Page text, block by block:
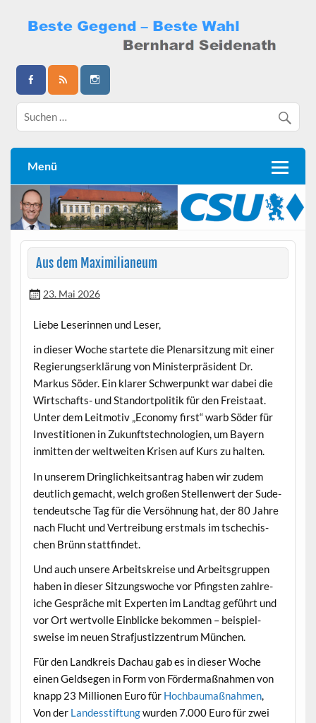
content
Bernhard Seidenath
Menü
Aus dem Maximilianeum
23. Mai 2026
‌Liebe Leserin­nen und Leser,
in dieser Woche startete die Ple­nar­sitzung mit ein­er
Regierungserk­lärung von Min­is­ter­präsi­dent Dr.
Markus Söder. Ein klar­er Schw­er­punkt war dabei die
Wirtschafts- und Stan­dort­poli­tik für den Freis­taat.
Unter dem Leit­mo­tiv „Econ­o­my first“ warb Söder für
Investi­tio­nen in Zukun­ft­stech­nolo­gien, um Bay­ern
inmit­ten der weltweit­en Krisen auf Kurs zu halten.
In unserem Dringlichkeit­santrag haben wir zudem
deut­lich gemacht, welch großen Stel­len­wert der Sude­
tendeutsche Tag für die Ver­söh­nung hat, der 80 Jahre
nach Flucht und Vertrei­bung erst­mals im tschechis­
chen Brünn stattfindet.
Und auch unsere Arbeit­skreise und Arbeits­grup­pen
haben in dieser Sitzungswoche vor Pfin­g­sten zahlre­
iche Gespräche mit Experten im Land­tag geführt und
vor Ort wertvolle Ein­blicke bekom­men – beispiel­
sweise im neuen Strafjus­tizzen­trum München.
Für den Land­kreis Dachau gab es in dieser Woche
einen Geld­segen in Form von För­der­maß­nah­men von
knapp 23 Mil­lio­nen Euro für Hochbau­maß­nah­men,
Von der Lan­dess­tiftungwur­den 7.000 Euro für zwei